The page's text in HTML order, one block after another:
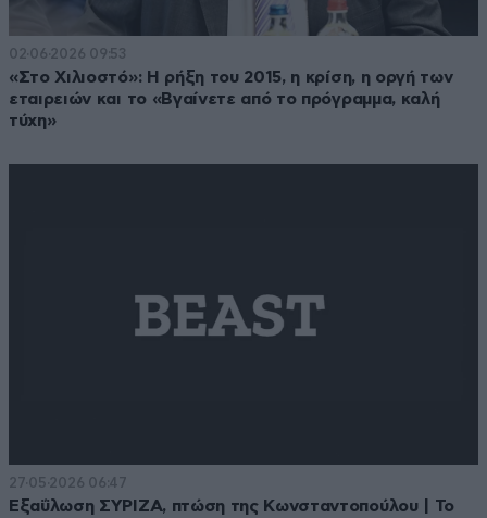
02·06·2026 09:53
«Στο Χιλιοστό»: Η ρήξη του 2015, η κρίση, η οργή των
εταιρειών και το «Βγαίνετε από το πρόγραμμα, καλή
τύχη»
27·05·2026 06:47
Εξαΰλωση ΣΥΡΙΖΑ, πτώση της Κωνσταντοπούλου | Το